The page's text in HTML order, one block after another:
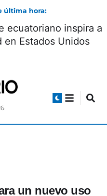
última hora:
la firma de
Con 102
toda
un nuevo uso